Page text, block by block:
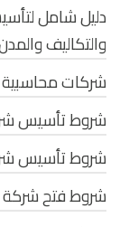
دليل شامل
والتكاليف
شركات محاسبية
شروط تأسيس
شروط تأسيس
شروط فتح شركة